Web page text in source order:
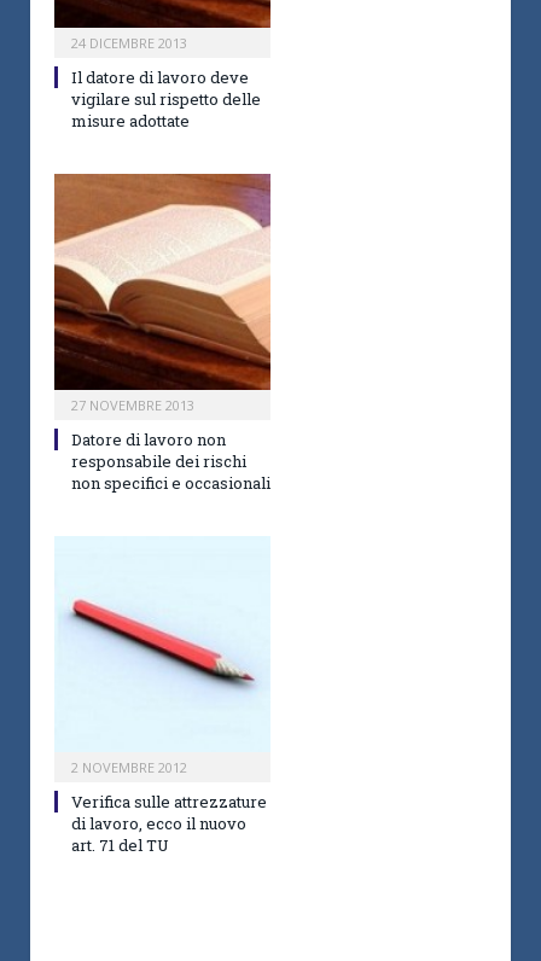
24 DICEMBRE 2013
Il datore di lavoro deve
vigilare sul rispetto delle
misure adottate
27 NOVEMBRE 2013
Datore di lavoro non
responsabile dei rischi
non specifici e occasionali
2 NOVEMBRE 2012
Verifica sulle attrezzature
di lavoro, ecco il nuovo
art. 71 del TU